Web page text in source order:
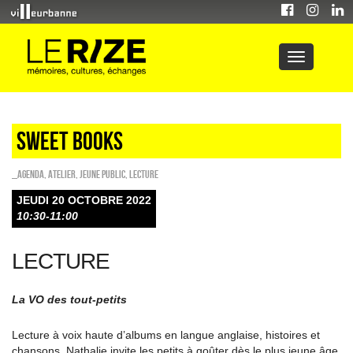
Sweet Books
_Agenda Atelier Jeune public Lecture
JEUDI 20 OCTOBRE 2022
10:30-11:00
LECTURE
La VO des tout-petits
Lecture à voix haute d’albums en langue anglaise, histoires et